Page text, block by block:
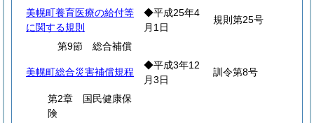
美幌町養育医療の給付等
に関する規則
◆平成25年4
月1日
規則第25号
第9節 総合補償
美幌町総合災害補償規程
◆平成3年12
月3日
訓令第8号
第2章 国民健康保
険